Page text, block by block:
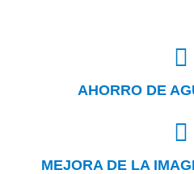
AHORRO DE
MEJORA DE LA